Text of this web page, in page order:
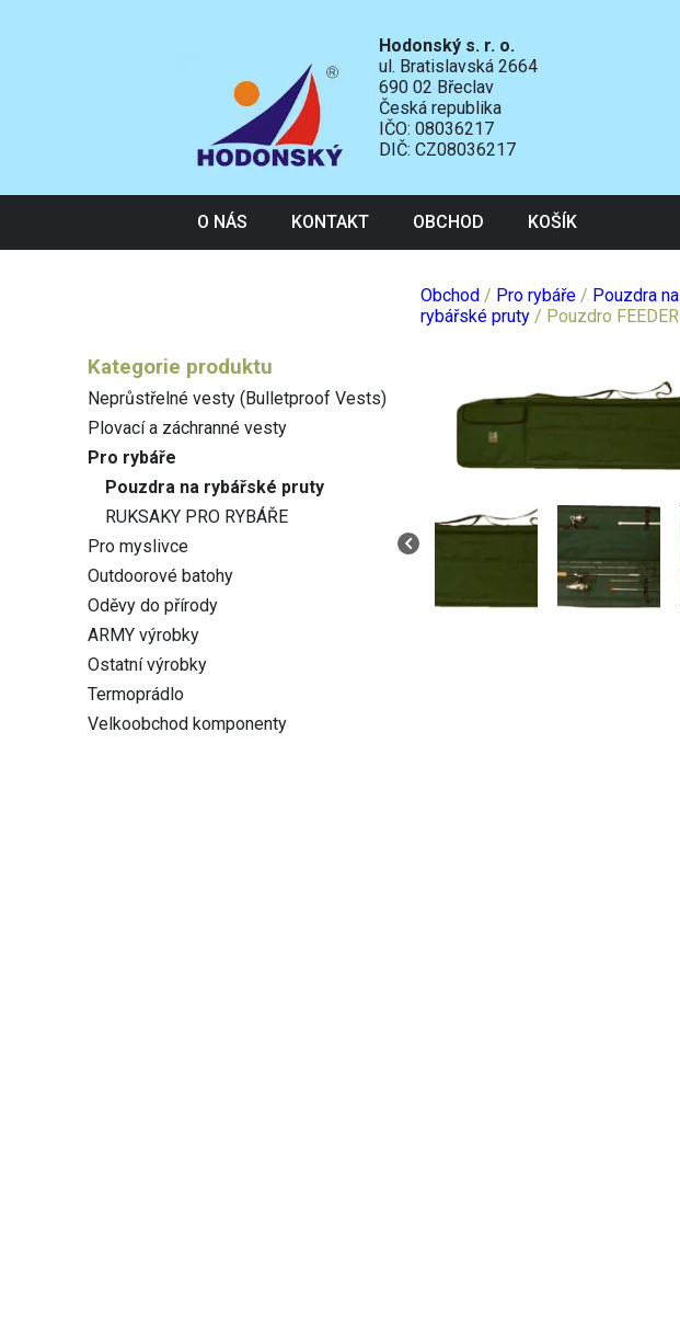
Hodonský s. r. o.
ul. Bratislavská 2664
690 02 Břeclav
Česká republika
IČO: 08036217
DIČ: CZ08036217
O NÁS KONTAKT OBCHOD KOŠÍK
Kategorie produktu
Neprůstřelné vesty (Bulletproof Vests)
Plovací a záchranné vesty
Pro rybáře
Pouzdra na rybářské pruty
RUKSAKY PRO RYBÁŘE
Pro myslivce
Outdoorové batohy
Oděvy do přírody
ARMY výrobky
Ostatní výrobky
Termoprádlo
Velkoobchod komponenty
Obchod/ Pro rybáře/ Pouzdra na
rybářské pruty/ Pouzdro FEEDER